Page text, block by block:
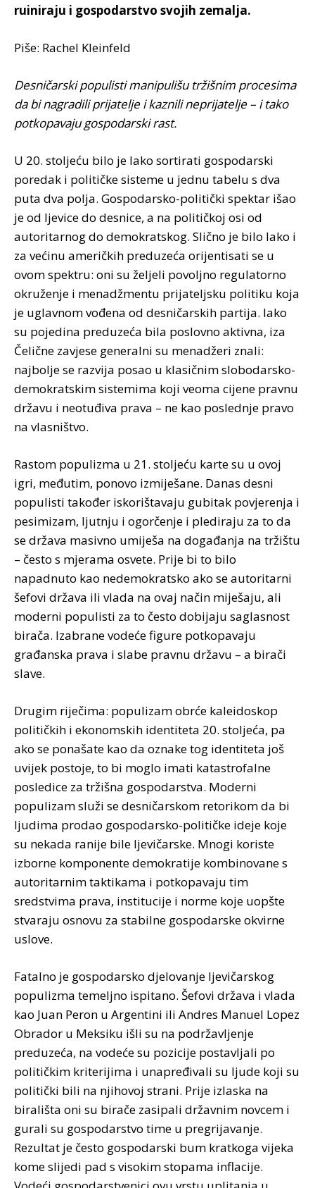
ruiniraju i gospodarstvo svojih zemalja.
Piše: Rachel Kleinfeld
Desničarski populisti manipulišu tržišnim procesima
da bi nagradili prijatelje i kaznili neprijatelje – i tako
potkopavaju gospodarski rast.
U 20. stoljeću bilo je lako sortirati gospodarski
poredak i političke sisteme u jednu tabelu s dva
puta dva polja. Gospodarsko-politički spektar išao
je od ljevice do desnice, a na političkoj osi od
autoritarnog do demokratskog. Slično je bilo lako i
za većinu američkih preduzeća orijentisati se u
ovom spektru: oni su željeli povoljno regulatorno
okruženje i menadžmentu prijateljsku politiku koja
je uglavnom vođena od desničarskih partija. Iako
su pojedina preduzeća bila poslovno aktivna, iza
Čelične zavjese generalni su menadžeri znali:
najbolje se razvija posao u klasičnim slobodarsko-
demokratskim sistemima koji veoma cijene pravnu
državu i neotuđiva prava – ne kao poslednje pravo
na vlasništvo.
Rastom populizma u 21. stoljeću karte su u ovoj
igri, međutim, ponovo izmiješane. Danas desni
populisti također iskorištavaju gubitak povjerenja i
pesimizam, ljutnju i ogorčenje i plediraju za to da
se država masivno umiješa na događanja na tržištu
– često s mjerama osvete. Prije bi to bilo
napadnuto kao nedemokratsko ako se autoritarni
šefovi država ili vlada na ovaj način miješaju, ali
moderni populisti za to često dobijaju saglasnost
birača. Izabrane vodeće figure potkopavaju
građanska prava i slabe pravnu državu – a birači
slave.
Drugim riječima: populizam obrće kaleidoskop
političkih i ekonomskih identiteta 20. stoljeća, pa
ako se ponašate kao da oznake tog identiteta još
uvijek postoje, to bi moglo imati katastrofalne
posledice za tržišna gospodarstva. Moderni
populizam služi se desničarskom retorikom da bi
ljudima prodao gospodarsko-političke ideje koje
su nekada ranije bile ljevičarske. Mnogi koriste
izborne komponente demokratije kombinovane s
autoritarnim taktikama i potkopavaju tim
sredstvima prava, institucije i norme koje uopšte
stvaraju osnovu za stabilne gospodarske okvirne
uslove.
Fatalno je gospodarsko djelovanje ljevičarskog
populizma temeljno ispitano. Šefovi država i vlada
kao Juan Peron u Argentini ili Andres Manuel Lopez
Obrador u Meksiku išli su na podržavljenje
preduzeća, na vodeće su pozicije postavljali po
političkim kriterijima i unapređivali su ljude koji su
politički bili na njihovoj strani. Prije izlaska na
birališta oni su birače zasipali državnim novcem i
gurali su gospodarstvo time u pregrijavanje.
Rezultat je često gospodarski bum kratkoga vijeka
kome slijedi pad s visokim stopama inflacije.